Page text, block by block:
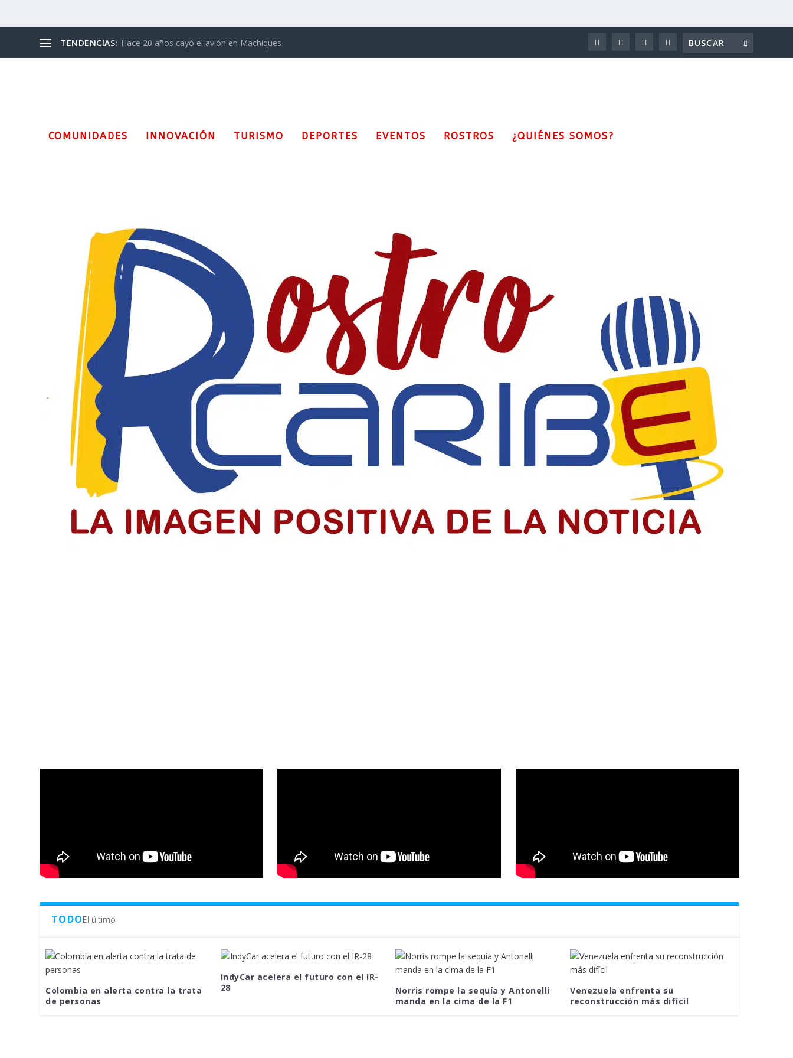
TENDENCIAS: Hace 20 años cayó el avión en Machiques
COMUNIDADES INNOVACIÓN TURISMO DEPORTES EVENTOS ROSTROS ¿QUIÉNES SOMOS?
El Día del Periodista y Comunicador SociaI en Colombia
El periodista y comunicador social en Colombia paga un precio alto por informar, pero su labor sigue sosteniendo la democracia y construyendo país
LEER MÁS
Jóvenes de Chiquinquirá cierran el ciclo sacramental del centenario
Jóvenes recibieron la confirmación en el cierre del ciclo sacramental del centenario de la Parroquia Chiquinquirá en Barranquilla
LEER MÁS
TODOEl último
Colombia en alerta contra la trata
de personas
IndyCar acelera el futuro con el IR-
28
Norris rompe la sequía y Antonelli
manda en la cima de la F1
Venezuela enfrenta su
reconstrucción más difícil